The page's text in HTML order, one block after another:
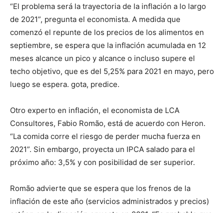
“El problema será la trayectoria de la inflación a lo largo
de 2021”, pregunta el economista. A medida que
comenzó el repunte de los precios de los alimentos en
septiembre, se espera que la inflación acumulada en 12
meses alcance un pico y alcance o incluso supere el
techo objetivo, que es del 5,25% para 2021 en mayo, pero
luego se espera. gota, predice.
Otro experto en inflación, el economista de LCA
Consultores, Fabio Romão, está de acuerdo con Heron.
“La comida corre el riesgo de perder mucha fuerza en
2021”. Sin embargo, proyecta un IPCA salado para el
próximo año: 3,5% y con posibilidad de ser superior.
Romão advierte que se espera que los frenos de la
inflación de este año (servicios administrados y precios)